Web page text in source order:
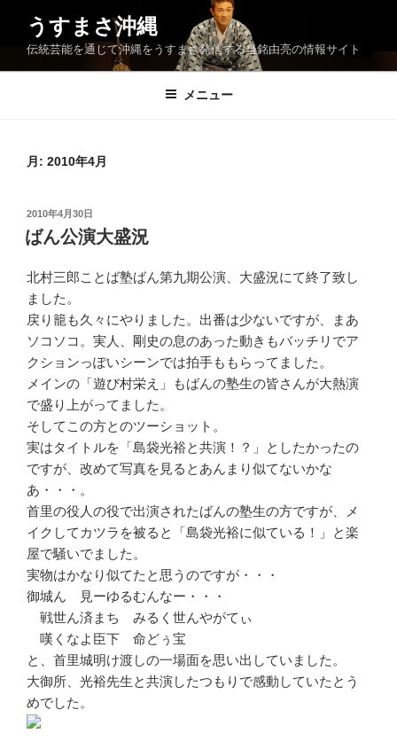
ン
うすまさ沖縄
伝統芸能を通じて沖縄をうすまさ発信する当銘由亮の情報サイト
メニュー
月: 2010年4月
投
稿
日:
2010年4月30日
ばん公演大盛況
北村三郎ことば塾ばん第九期公演、大盛況にて終了致し
ました。
戻り籠も久々にやりました。出番は少ないですが、まあ
ソコソコ。実人、剛史の息のあった動きもバッチリでア
クションっぽいシーンでは拍手ももらってました。
メインの「遊び村栄え」もばんの塾生の皆さんが大熱演
で盛り上がってました。
そしてこの方とのツーショット。
実はタイトルを「島袋光裕と共演！？」としたかったの
ですが、改めて写真を見るとあんまり似てないかな
あ・・・。
首里の役人の役で出演されたばんの塾生の方ですが、メ
イクしてカツラを被ると「島袋光裕に似ている！」と楽
屋で騒いでました。
実物はかなり似てたと思うのですが・・・
御城ん 見ーゆるむんなー・・・
戦世ん済まち みるく世んやがてぃ
嘆くなよ臣下 命どぅ宝
と、首里城明け渡しの一場面を思い出していました。
大御所、光裕先生と共演したつもりで感動していたとう
めでした。